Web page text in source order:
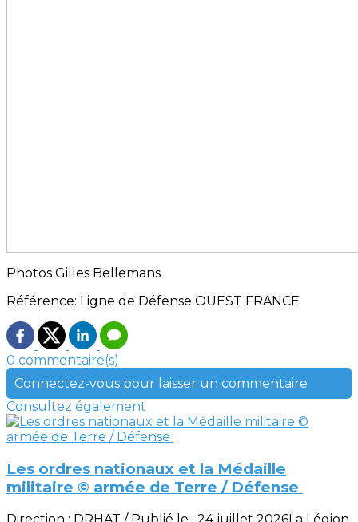
Photos Gilles Bellemans
Référence: Ligne de Défense OUEST FRANCE
0 commentaire(s)
Connectez-vous pour laisser un commentaire
Consultez également
Les ordres nationaux et la Médaille
militaire © armée de Terre / Défense